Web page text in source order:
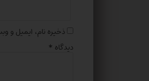
دیدگاه *
ذخیره نام، ایمیل و